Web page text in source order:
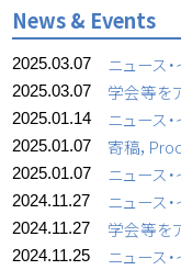
News & Events
2025.03.07 ニュース
2025.03.07 学会等を
2025.01.14 ニュース
2025.01.07 寄稿，
2025.01.07 ニュース
2024.11.27 ニュース
2024.11.27 学会等を
2024.11.25 ニュース